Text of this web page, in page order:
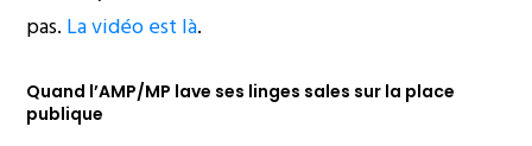
pas. La vidéo est là.
Quand l’AMP/MP lave ses linges sales sur la place
publique